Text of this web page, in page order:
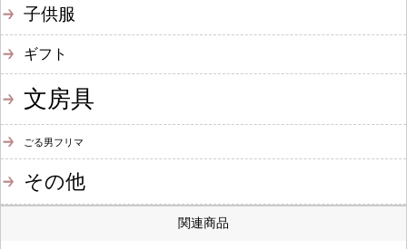
子供服
ギフト
文房具
ごる男フリマ
その他
関連商品